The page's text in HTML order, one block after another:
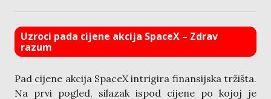
Uzroci pada cijene akcija SpaceX – Zdrav
razum
Pad cijene akcija SpaceX intrigira finansijska tržišta.
Na prvi pogled, silazak ispod cijene po kojoj je